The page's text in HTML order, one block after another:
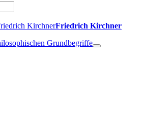
Friedrich Kirchner
Grundbegriffe